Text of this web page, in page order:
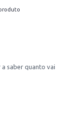
saber quanto vai